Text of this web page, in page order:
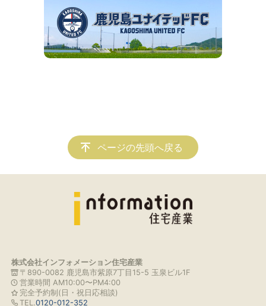
ページの先頭へ戻る
株式会社インフォメーション住宅産業
〒890-0082 鹿児島市紫原7丁目15-5 玉泉ビル1F
営業時間 AM10:00〜PM4:00
完全予約制(日・祝日応相談)
TEL.0120-012-352